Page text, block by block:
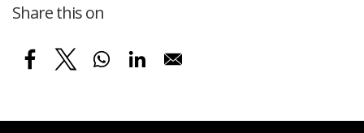
Share this on